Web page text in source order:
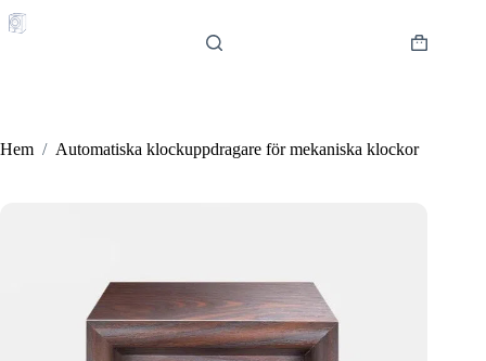
till
Varukorg
Hem / Automatiska klockuppdragare för mekaniska klockor